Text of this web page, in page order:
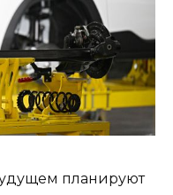
планируют